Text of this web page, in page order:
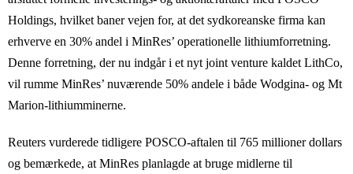
Holdings, hvilket baner vejen for, at det sydkoreanske firma kan
erhverve en 30% andel i MinRes’ operationelle lithiumforretning.
Denne forretning, der nu indgår i et nyt joint venture kaldet LithCo,
vil rumme MinRes’ nuværende 50% andele i både Wodgina- og Mt
Marion-lithiumminerne.
Reuters vurderede tidligere POSCO-aftalen til 765 millioner dollars
og bemærkede, at MinRes planlagde at bruge midlerne til